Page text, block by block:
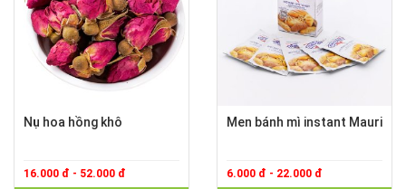
Nụ hoa hồng khô
16.000 đ - 52.000 đ
Men bánh mì instant Mauri
6.000 đ - 22.000 đ